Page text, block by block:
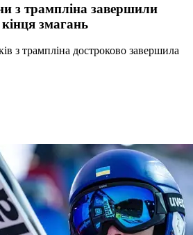
з трампліна завершили
кінця змагань
з трампліна достроково завершила